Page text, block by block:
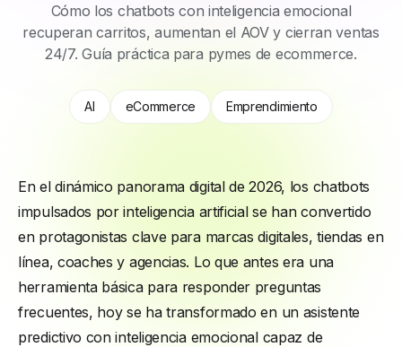
Cómo los chatbots con inteligencia emocional
recuperan carritos, aumentan el AOV y cierran ventas
24/7. Guía práctica para pymes de ecommerce.
AI eCommerce Emprendimiento
En el dinámico panorama digital de 2026, los chatbots
impulsados por inteligencia artificial se han convertido
en protagonistas clave para marcas digitales, tiendas en
línea, coaches y agencias. Lo que antes era una
herramienta básica para responder preguntas
frecuentes, hoy se ha transformado en un asistente
predictivo con inteligencia emocional capaz de